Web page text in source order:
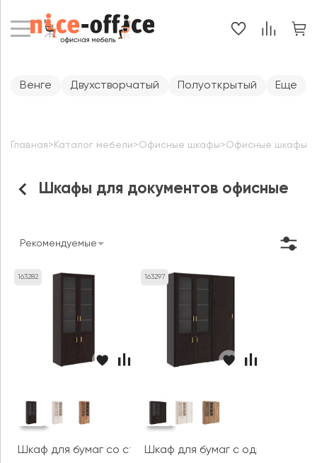
Шкафы для документов офисные
Главная> Каталог мебели>Офисные шкафы>Офисные шкафы
Венге Двухстворчатый Полуоткрытый Еще
Рекомендуемые
163282
Шкаф для бумаг со стеклом Монза / Monza
163297
Шкаф для бумаг с